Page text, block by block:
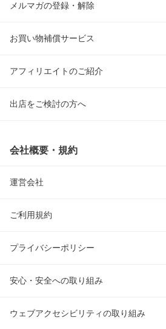
メルマガの登録・解除
お買い物補償サービス
アフィリエイトのご紹介
出店をご検討の方へ
会社概要・規約
運営会社
ご利用規約
プライバシーポリシー
安心・安全への取り組み
ウェブアクセシビリティの取り組み